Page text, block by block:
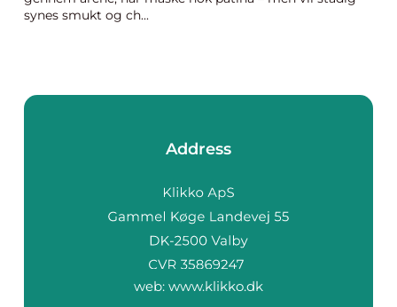
synes smukt og ch...
Address
web: www.klikko.dk